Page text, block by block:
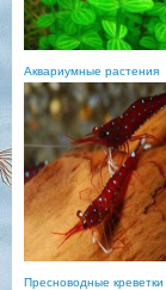
Аквариумные растения
Пресноводные креветки